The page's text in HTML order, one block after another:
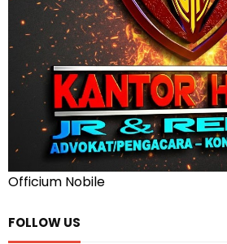
Officium Nobile
FOLLOW US